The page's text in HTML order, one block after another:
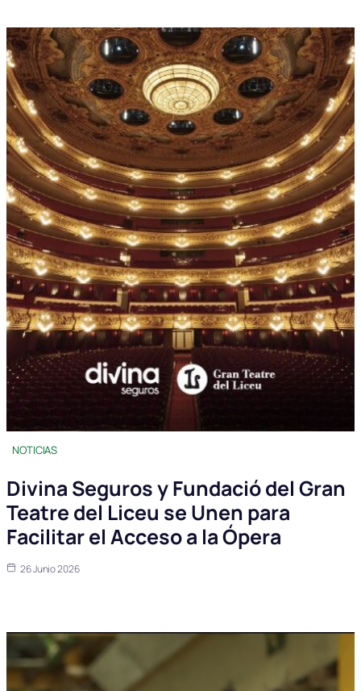
NOTICIAS
Divina Seguros y Fundació del Gran
Teatre del Liceu se Unen para
Facilitar el Acceso a la Ópera
26 Junio 2026